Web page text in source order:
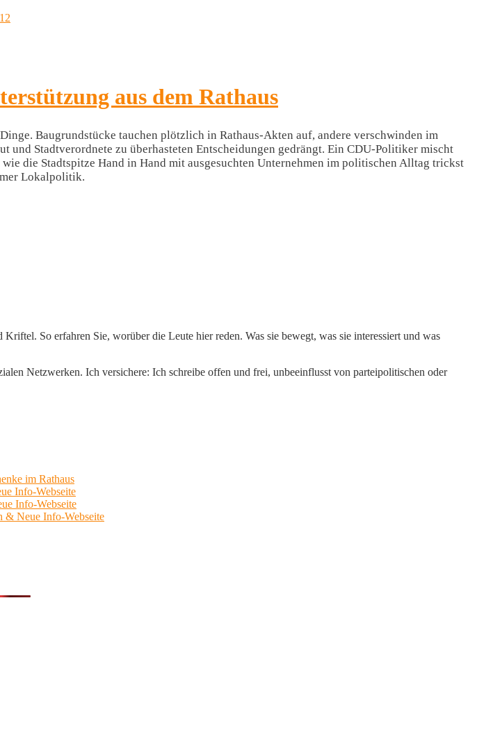
aus dem Rathaus
Baugrundstücke tauchen plötzlich in Rathaus-Akten auf, andere verschwinden im
Stadtverordnete zu überhasteten Entscheidungen gedrängt. Ein CDU-Politiker mischt
die Stadtspitze Hand in Hand mit ausgesuchten Unternehmen im politischen Alltag trickst
Lokalpolitik.
So erfahren Sie, worüber die Leute hier reden. Was sie bewegt, was sie interessiert und was
Netzwerken. Ich versichere: Ich schreibe offen und frei, unbeeinflusst von parteipolitischen oder
im Rathaus
Info-Webseite
Info-Webseite
& Neue Info-Webseite